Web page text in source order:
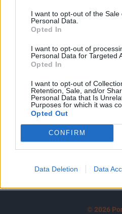
I want to opt-out of the Sale
Personal Data.
Opted In
I want to opt-out of
Personal Data for Targeted
Opted In
I want to opt-out of
Retention, Sale, and/or
Personal Data that Is
Purposes for which it was
Opted Out
CONFIRM
Data Deletion Data
regisztrációhoz kötött.
Az előfizetés a következőket
Kötéslisták: BÉT elmúlt
kötéslistái
MÁR ELŐFIZETŐNK VAGY?
© 2026